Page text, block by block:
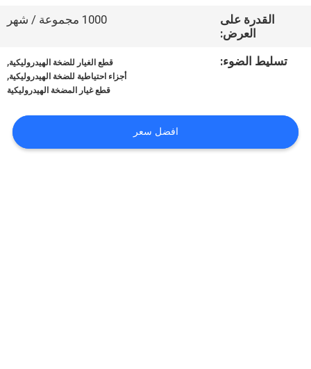
أخبار
حالات
الموقع
القدرة على
العرض:
1000 مجموعة / شهر
تسليط الضوء: قطع الغيار للضخة الهيدروليكية,
أجزاء احتياطية للضخة الهيدروليكية,
قطع غيار المضخة الهيدروليكية
افضل سعر